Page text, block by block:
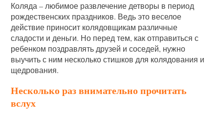
Коляда – любимое развлечение детворы в период
рождественских праздников. Ведь это веселое
действие приносит колядовщикам различные
сладости и деньги. Но перед тем, как отправиться с
ребенком поздравлять друзей и соседей, нужно
выучить с ним несколько стишков для колядования и
щедрования.
Несколько раз внимательно прочитать
вслух